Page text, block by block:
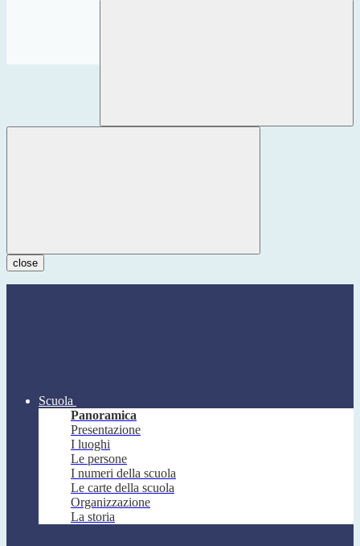
close
Scuola
Panoramica
Presentazione
I luoghi
Le persone
I numeri della scuola
Le carte della scuola
Organizzazione
La storia